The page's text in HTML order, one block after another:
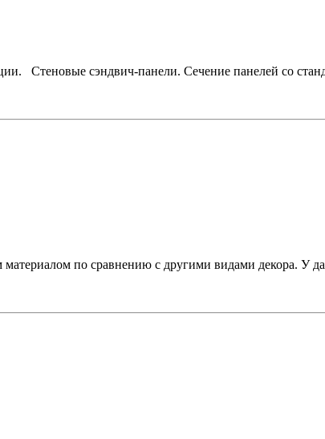
Стеновые сэндвич-панели. Сечение панелей со
по сравнению с другими видами декора. У